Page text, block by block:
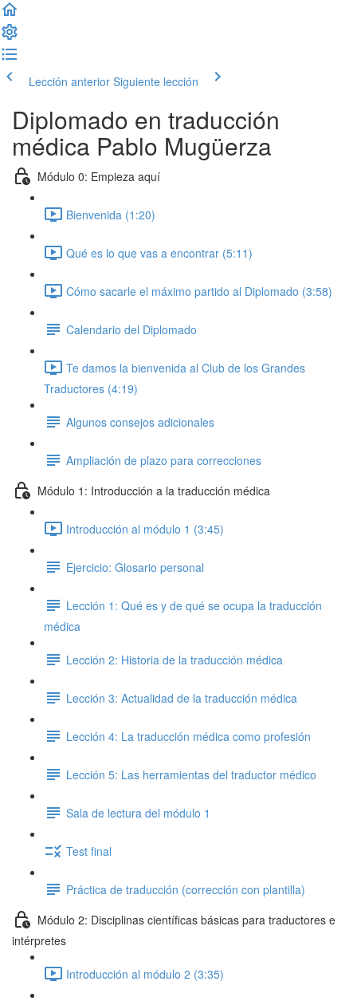
Lección anterior Siguiente lección
Diplomado en traducción
médica Pablo Mugüerza
Módulo 0: Empieza aquí
Bienvenida (1:20)
Qué es lo que vas a encontrar (5:11)
Cómo sacarle el máximo partido al Diplomado (3:58)
Calendario del Diplomado
Te damos la bienvenida al Club de los Grandes
Traductores (4:19)
Algunos consejos adicionales
Ampliación de plazo para correcciones
Módulo 1: Introducción a la traducción médica
Introducción al módulo 1 (3:45)
Ejercicio: Glosario personal
Lección 1: Qué es y de qué se ocupa la traducción
médica
Lección 2: Historia de la traducción médica
Lección 3: Actualidad de la traducción médica
Lección 4: La traducción médica como profesión
Lección 5: Las herramientas del traductor médico
Sala de lectura del módulo 1
Test final
Práctica de traducción (corrección con plantilla)
Módulo 2: Disciplinas científicas básicas para traductores e
intérpretes
Introducción al módulo 2 (3:35)